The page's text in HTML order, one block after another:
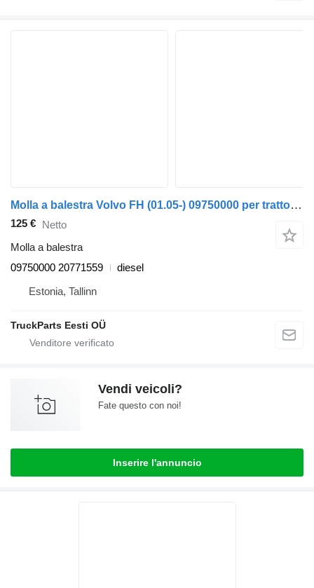
Molla a balestra Volvo FH (01.05-) 09750000 per trattore stradale Volvo FH12, FH16, NH12, FH, VNL780 (1993-2014)
125 € Netto
Molla a balestra
09750000 20771559
diesel
Estonia, Tallinn
TruckParts Eesti OÜ
Vendi veicoli?
Fate questo con noi!
Inserire l'annuncio